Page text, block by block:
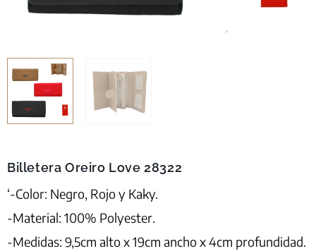
Billetera Oreiro Love 28322
‘-Color: Negro, Rojo y Kaky.
-Material: 100% Polyester.
-Medidas: 9,5cm alto x 19cm ancho x 4cm profundidad.